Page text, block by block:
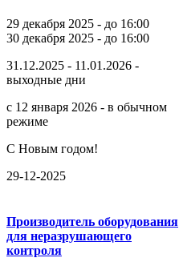
29 декабря 2025 - до 16:00
30 декабря 2025 - до 16:00
31.12.2025 - 11.01.2026 -
выходные дни
с 12 января 2026 - в обычном
режиме
С Новым годом!
29-12-2025
Производитель оборудования
для неразрушающего
контроля